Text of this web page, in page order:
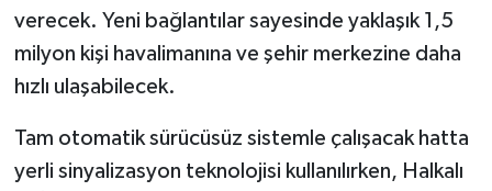
verecek. Yeni bağlantılar sayesinde yaklaşık 1,5
milyon kişi havalimanına ve şehir merkezine daha
hızlı ulaşabilecek.
Tam otomatik sürücüsüz sistemle çalışacak hatta
yerli sinyalizasyon teknolojisi kullanılırken, Halkalı